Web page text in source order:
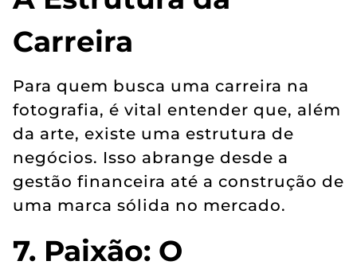
Carreira
Para quem busca uma carreira na
fotografia, é vital entender que, além
da arte, existe uma estrutura de
negócios. Isso abrange desde a
gestão financeira até a construção de
uma marca sólida no mercado.
7. Paixão: O